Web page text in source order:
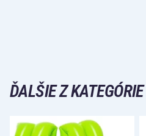
ĎALŠIE Z KATEGÓRIE